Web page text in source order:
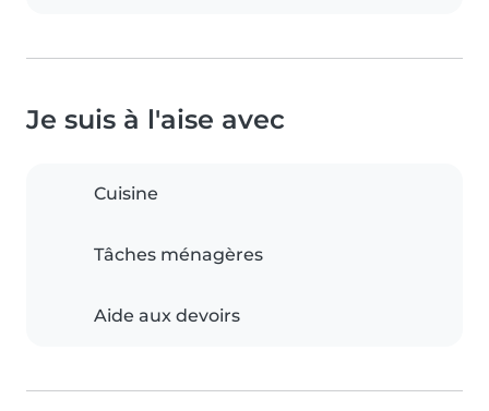
Je suis à l'aise avec
Cuisine
Tâches ménagères
Aide aux devoirs